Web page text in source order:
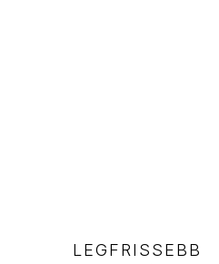
LEGFRISSEBB